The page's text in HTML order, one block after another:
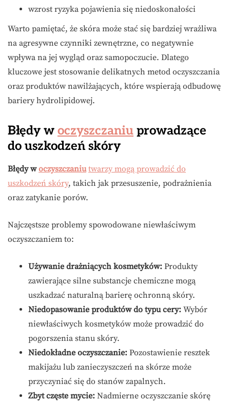
wzrost ryzyka pojawienia się niedoskonałości
Warto pamiętać, że skóra może stać się bardziej wrażliwa
na agresywne czynniki zewnętrzne, co negatywnie
wpływa na jej wygląd oraz samopoczucie. Dlatego
kluczowe jest stosowanie delikatnych metod oczyszczania
oraz produktów nawilżających, które wspierają odbudowę
bariery hydrolipidowej.
Błędy w oczyszczaniu prowadzące
do uszkodzeń skóry
Błędy woczyszczaniu twarzy mogą prowadzić do
uszkodzeń skóry, takich jak przesuszenie, podrażnienia
oraz zatykanie porów.
Najczęstsze problemy spowodowane niewłaściwym
oczyszczaniem to:
Używanie drażniących kosmetyków: Produkty
zawierające silne substancje chemiczne mogą
uszkadzać naturalną barierę ochronną skóry.
Niedopasowanie produktów do typu cery: Wybór
niewłaściwych kosmetyków może prowadzić do
pogorszenia stanu skóry.
Niedokładne oczyszczanie: Pozostawienie resztek
makijażu lub zanieczyszczeń na skórze może
przyczyniać się do stanów zapalnych.
Zbyt częste mycie: Nadmierne oczyszczanie skórę